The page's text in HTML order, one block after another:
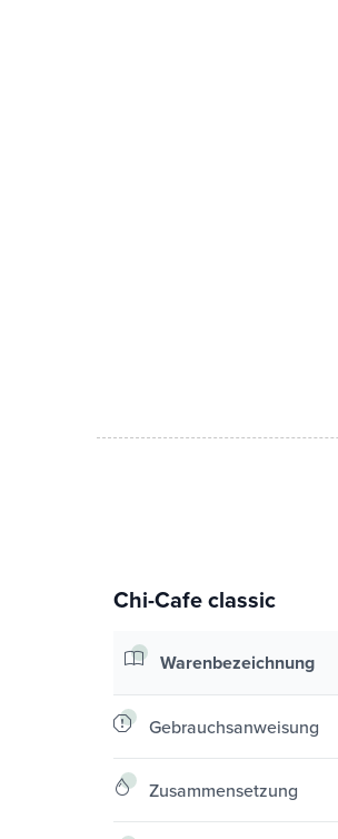
Chi-Cafe classic
Warenbezeichnung
Gebrauchsanweisung
Zusammensetzung